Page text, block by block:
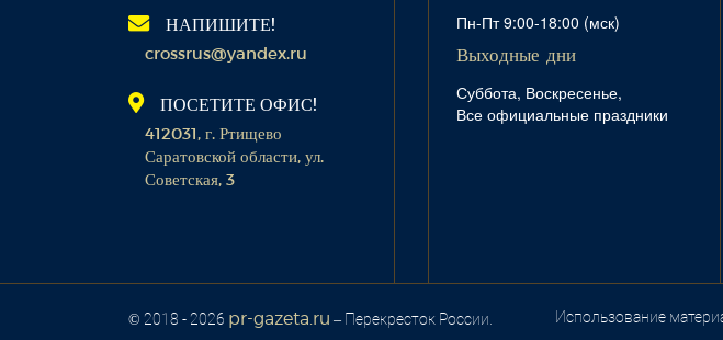
НАПИШИТЕ!
crossrus@yandex.ru
ПОСЕТИТЕ ОФИС!
412031, г. Ртищево
Саратовской области, ул.
Советская, 3
Пн-Пт 9:00-18:00 (мск)
Выходные дни
Суббота, Воскресенье,
Все официальные праздники
© 2018 - 2026 pr-gazeta.ru – Перекресток России.
Использование